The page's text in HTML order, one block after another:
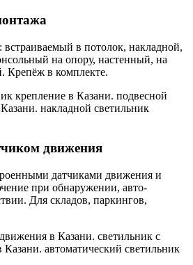
в потолок, накладной,
на опору, настенный, на
Крепёж в комплекте.
крепление в Казани. подвесной
накладной светильник
движения
датчиками движения и
при обнаружении, авто-
Для складов, паркингов,
в Казани. светильник с
Казани. автоматический светильник